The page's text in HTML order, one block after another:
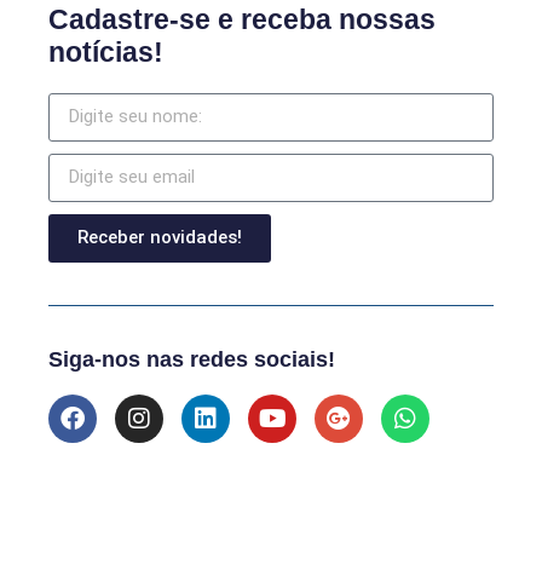
Cadastre-se e receba nossas
notícias!
Receber novidades!
Siga-nos nas redes sociais!